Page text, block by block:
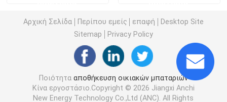
Μπαταρία αποθήκευσης ηλιακής ενέργειας
Μπαταρία λίθιου ενεργειακής αποθήκευσης
Μπαταρία αποθήκευσης LiFePO4
Αρχική Σελίδα Περίπου εμείς επαφή
Desktop Site
Sitemap
Privacy Policy
Ποιότητα αποθήκευση οικιακών μπαταριών
Κίνα εργοστάσιο.Copyright © 2026 Jiangxi Anchi
New Energy Technology Co.,Ltd (ANC). All Rights